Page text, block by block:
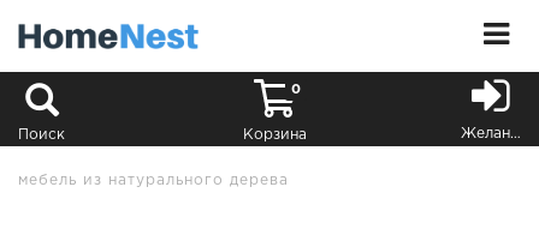
Поиск
0
Корзина Желания
мебель из натурального дерева